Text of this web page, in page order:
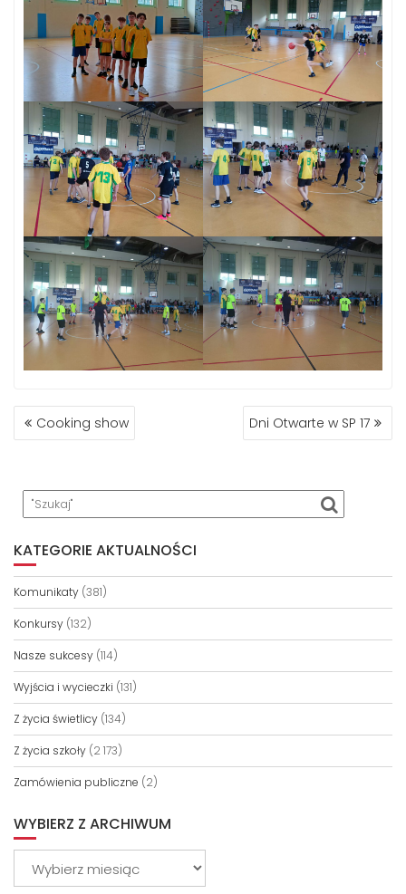
NAWIGACJA
WPISU
Cooking show Dni Otwarte w SP 17
KATEGORIE AKTUALNOŚCI
Komunikaty (381)
Konkursy (132)
Nasze sukcesy (114)
Wyjścia i wycieczki (131)
Z życia świetlicy (134)
Z życia szkoły (2 173)
Zamówienia publiczne (2)
WYBIERZ Z ARCHIWUM